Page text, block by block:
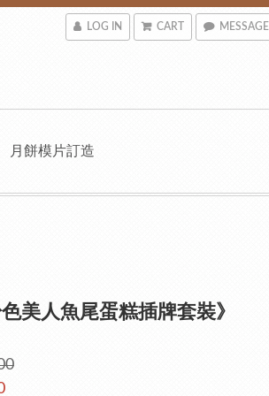
LOG IN CART MESSAGE
月餅模片訂造
美人魚尾蛋糕插牌套裝》